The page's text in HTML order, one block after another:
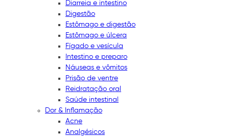
Diarreia e intestino
Digestão
Estômago e digestão
Estômago e úlcera
Fígado e vesícula
Intestino e preparo
Náuseas e vômitos
Prisão de ventre
Reidratação oral
Saúde intestinal
Dor & Inflamação
Acne
Analgésicos